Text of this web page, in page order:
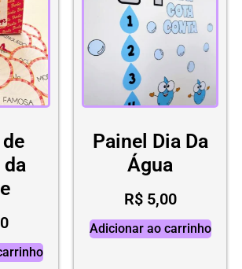
Painel Dia Da
Água
R$5,00
Adicionar ao carrinho